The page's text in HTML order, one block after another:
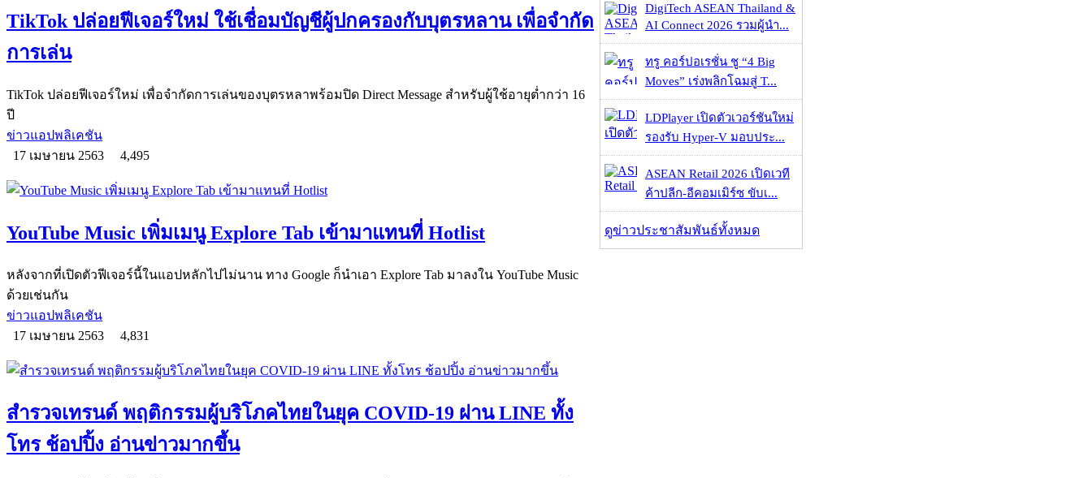
TikTok ปล่อยฟีเจอร์ใหม่ ใช้เชื่อมบัญชีผู้ปกครองกับบุตรหลาน เพื่อจำกัด
การเล่น
TikTok ปล่อยฟีเจอร์ใหม่ เพื่อจำกัดการเล่นของบุตรหลาพร้อมปิด Direct Message สำหรับผู้ใช้อายุต่ำกว่า 16
ปี
ข่าวแอปพลิเคชัน
17 เมษายน 2563
4,495
YouTube Music เพิ่มเมนู Explore Tab เข้ามาแทนที่ Hotlist
หลังจากที่เปิดตัวฟีเจอร์นี้ในแอปหลักไปไม่นาน ทาง Google ก็นำเอา Explore Tab มาลงใน YouTube Music
ด้วยเช่นกัน
ข่าวแอปพลิเคชัน
17 เมษายน 2563
4,831
สำรวจเทรนด์ พฤติกรรมผู้บริโภคไทยในยุค COVID-19 ผ่าน LINE ทั้ง
โทร ช้อปปิ้ง อ่านข่าวมากขึ้น
DigiTech ASEAN Thailand &
AI Connect 2026 รวมผู้นำ...
ทรู คอร์ปอเรชั่น ชู “4 Big
Moves” เร่งพลิกโฉมสู่ T...
LDPlayer เปิดตัวเวอร์ชันใหม่
รองรับ Hyper-V มอบประ...
ASEAN Retail 2026 เปิดเวที
ค้าปลีก-อีคอมเมิร์ซ ขับเ...
ดูข่าวประชาสัมพันธ์ทั้งหมด